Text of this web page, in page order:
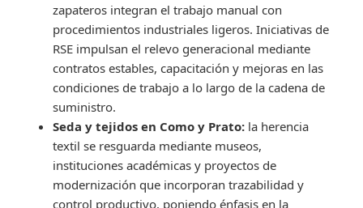
zapateros integran el trabajo manual con
procedimientos industriales ligeros. Iniciativas de
RSE impulsan el relevo generacional mediante
contratos estables, capacitación y mejoras en las
condiciones de trabajo a lo largo de la cadena de
suministro.
Seda y tejidos en Como y Prato: la herencia
textil se resguarda mediante museos,
instituciones académicas y proyectos de
modernización que incorporan trazabilidad y
control productivo, poniendo énfasis en la